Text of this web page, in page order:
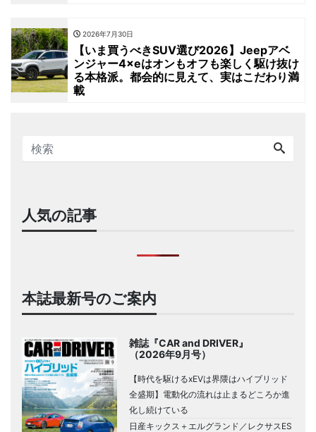
2026年7月30日
【いま買うべきSUV選び2026】Jeepアベ
ンジャー4×eはオンもオフも楽しく駆け抜け
る本格派。都会的に見えて、実はこだわり満
載
人気の記事
本誌最新号のご案内
雑誌『CAR and DRIVER』
（2026年9月号）
【時代を駆けるxEVは界隈はハイブリッド
全盛期】電動化の流れは止まるどころか進
化し続けている
日産キックス＋エルグランド／レクサスES